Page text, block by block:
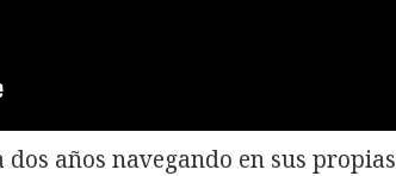
dos años navegando en sus propias